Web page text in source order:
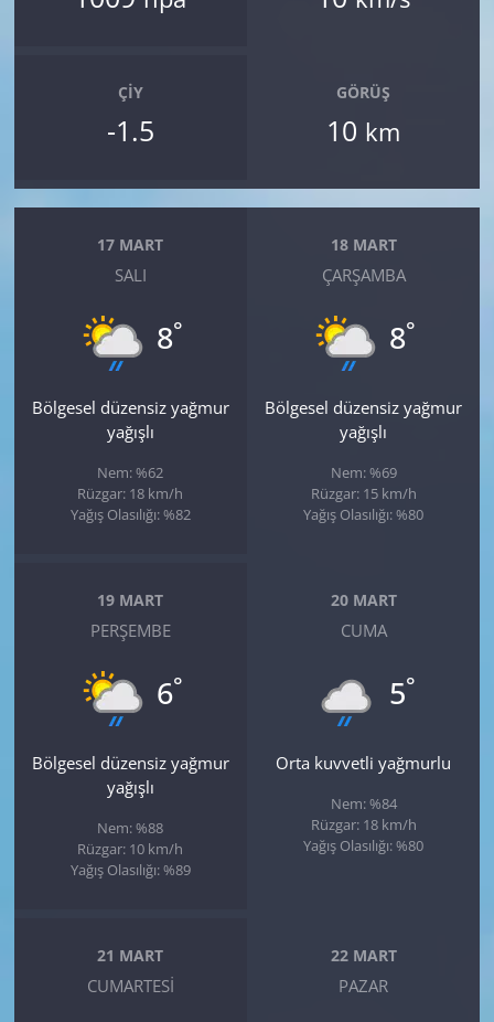
ÇIY
-1.5
GÖRÜŞ
10 km
17 MART
SALI
8°
Bölgesel düzensiz yağmur
yağışlı
Nem: %62
Rüzgar: 18 km/h
Yağış Olasılığı: %82
18 MART
ÇARŞAMBA
8°
Bölgesel düzensiz yağmur
yağışlı
Nem: %69
Rüzgar: 15 km/h
Yağış Olasılığı: %80
19 MART
PERŞEMBE
6°
Bölgesel düzensiz yağmur
yağışlı
Nem: %88
Rüzgar: 10 km/h
Yağış Olasılığı: %89
20 MART
CUMA
5°
Orta kuvvetli yağmurlu
Nem: %84
Rüzgar: 18 km/h
Yağış Olasılığı: %80
21 MART
CUMARTESI
22 MART
PAZAR